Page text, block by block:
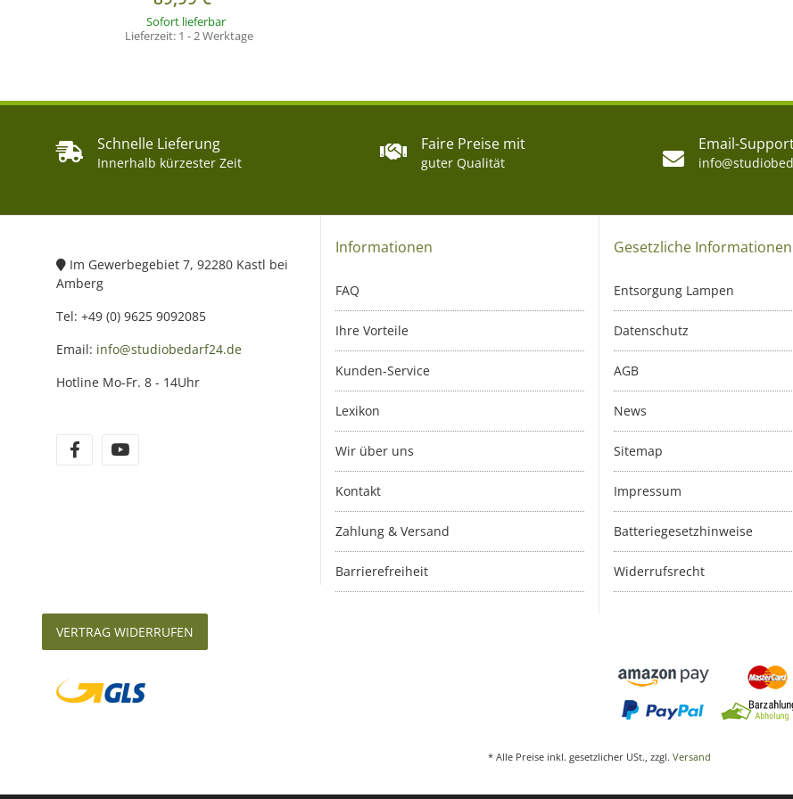
Sofort lieferbar
Lieferzeit: 1 - 2 Werktage
Schnelle Lieferung
Innerhalb kürzester Zeit
Faire Preise mit
guter Qualität
Email-
Im Gewerbegebiet 7, 92280 Kastl bei
Amberg
Tel: +49 (0) 9625 9092085
Email: info@studiobedarf24.de
Hotline Mo-Fr. 8 - 14Uhr
Informationen
FAQ
Ihre Vorteile
Kunden-Service
Lexikon
Wir über uns
Kontakt
Zahlung & Versand
Barrierefreiheit
Gesetzliche Informationen
Entsorgung Lampen
Datenschutz
AGB
News
Sitemap
Impressum
Batteriegesetzhinweise
Widerrufsrecht
VERTRAG WIDERRUFEN
* Alle Preise inkl. gesetzlicher USt., zzgl. Versand